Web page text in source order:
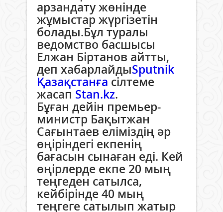
арзандату жөнінде
жұмыстар жүргізетін
болады.Бұл туралы
ведомство басшысы
Елжан Біртанов айтты,
деп хабарлайдыSputnik
Қазақстанға сілтеме
жасап Stan.kz.
Бұған дейін премьер-
министр Бақытжан
Сағынтаев еліміздің әр
өңіріндегі екпенің
бағасын сынаған еді. Кей
өңірлерде екпе 20 мың
теңгеден сатылса,
кейбірінде 40 мың
теңгеге сатылып жатыр